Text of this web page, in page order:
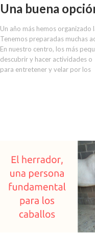
Una buena
Un año más hemos organizado
Tenemos preparadas muchas
En nuestro centro, los más
descubrir y hacer actividades
para entretener y velar por los